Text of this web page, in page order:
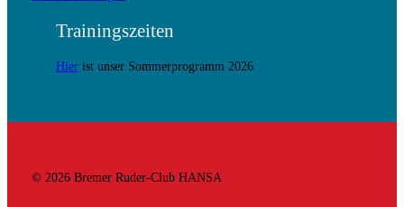
Trainingszeiten
Hierist unser Sommerprogramm 2026
© 2026 Bremer Ruder-Club HANSA